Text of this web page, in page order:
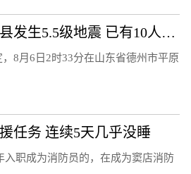
山东省德州市平原县发生5.5级地震 已有10人受轻微伤
8月6日2时33分在山东省德州市平原
任务 连续5天几乎没睡
入职成为消防员的，在成为窦店消防